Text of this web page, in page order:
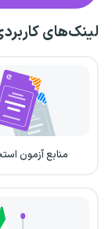
لینک‌های
منابع آزمون